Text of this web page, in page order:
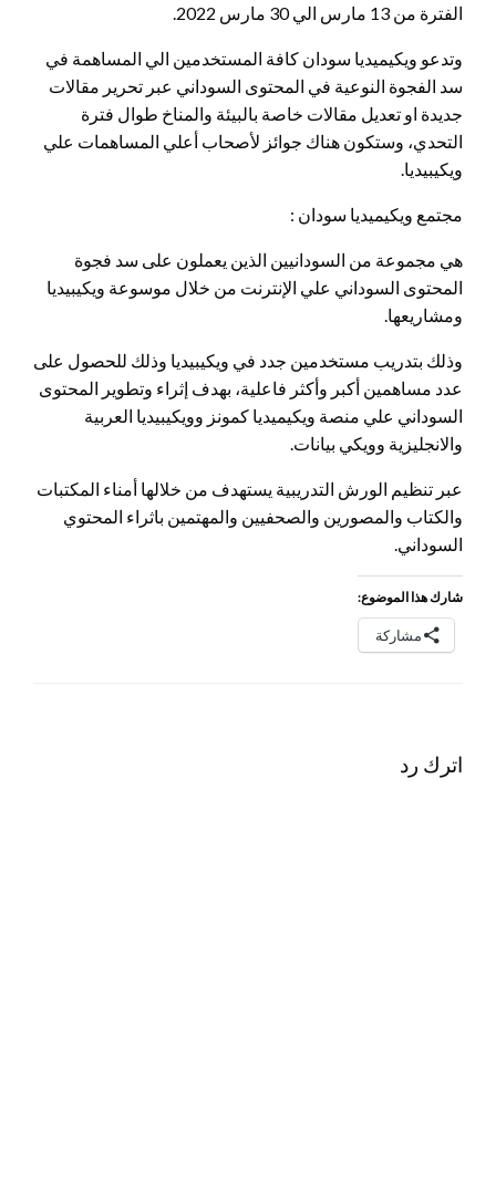
الفترة من 13 مارس الي 30 مارس 2022.
وتدعو ويكيميديا سودان كافة المستخدمين الي المساهمة في
سد الفجوة النوعية في المحتوى السوداني عبر تحرير مقالات
جديدة او تعديل مقالات خاصة بالبيئة والمناخ طوال فترة
التحدي، وستكون هناك جوائز لأصحاب أعلي المساهمات علي
ويكيبيديا.
مجتمع ويكيميديا سودان :
هي مجموعة من السودانيين الذين يعملون على سد فجوة
المحتوى السوداني علي الإنترنت من خلال موسوعة ويكيبيديا
ومشاريعها.
وذلك بتدريب مستخدمين جدد في ويكيبيديا وذلك للحصول على
عدد مساهمين أكبر وأكثر فاعلية، بهدف إثراء وتطوير المحتوى
السوداني علي منصة ويكيميديا كمونز وويكيبيديا العربية
والانجليزية وويكي بيانات.
عبر تنظيم الورش التدريبية يستهدف من خلالها أمناء المكتبات
والكتاب والمصورين والصحفيين والمهتمين باثراء المحتوي
السوداني.
شارك هذا الموضوع:
مشاركة
اترك رد